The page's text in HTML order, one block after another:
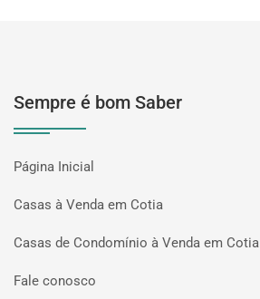
Sempre é bom Saber
Página Inicial
Casas à Venda em Cotia
Casas de Condomínio à Venda em Cotia
Fale conosco